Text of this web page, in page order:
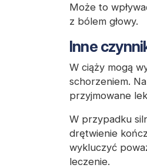
Może to
z bólem głowy.
Inne
W ciąży mogą
schorzeniem.
przyjmowane
W przypadku
drętwienie
wykluczyć
leczenie.